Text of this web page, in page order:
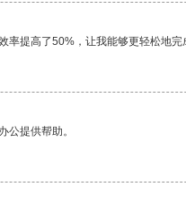
提高了50%，让我能够更轻松地完
公提供帮助。